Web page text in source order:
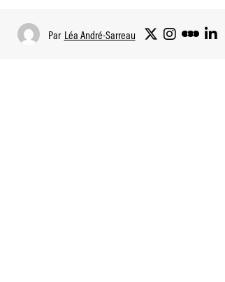
Par Léa André-Sarreau